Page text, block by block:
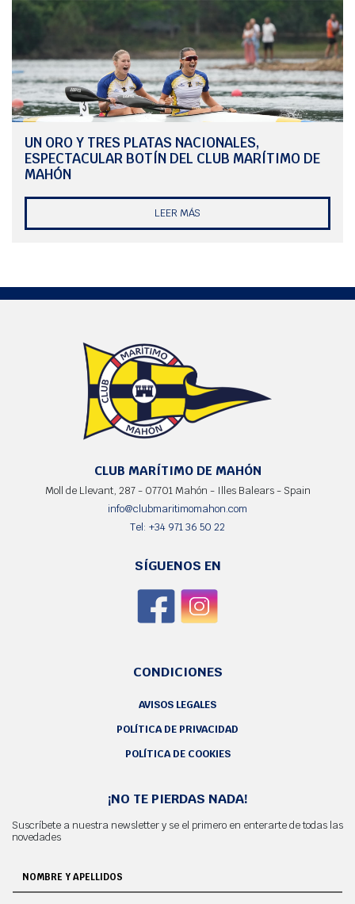
UN ORO Y TRES PLATAS NACIONALES,
ESPECTACULAR BOTÍN DEL CLUB MARÍTIMO DE
MAHÓN
LEER MÁS
CLUB MARÍTIMO DE MAHÓN
Moll de Llevant, 287 - 07701 Mahón - Illes Balears - Spain
info@clubmaritimomahon.com
Tel: +34 971 36 50 22
SÍGUENOS EN
CONDICIONES
AVISOS LEGALES
POLÍTICA DE PRIVACIDAD
POLÍTICA DE COOKIES
¡NO TE PIERDAS NADA!
Suscríbete a nuestra newsletter y se el primero en enterarte de todas las
novedades
NOMBRE Y APELLIDOS